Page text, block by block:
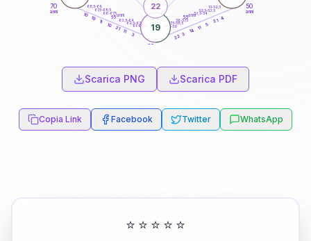
50
anni
60
70
anni
51-52,5
52,5-53,5
53,5-54
56-57,5
57,5-58,5
58,5-59
61-62,5
62,5-63,5
63,5-64
66-67,5
67,5-68,5
68,5-69
4
21
5
11
14
3
22
3
11
21
10
11
19
10
19
22
55anni
65anni
Scarica PNG Scarica PDF
Copia Link Facebook Twitter WhatsApp
⭐ ⭐ ⭐ ⭐ ⭐